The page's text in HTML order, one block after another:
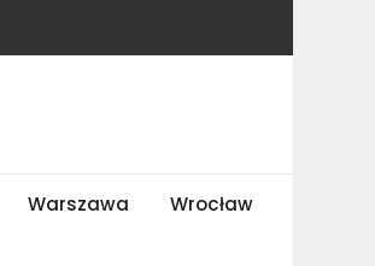
Warszawa Wrocław